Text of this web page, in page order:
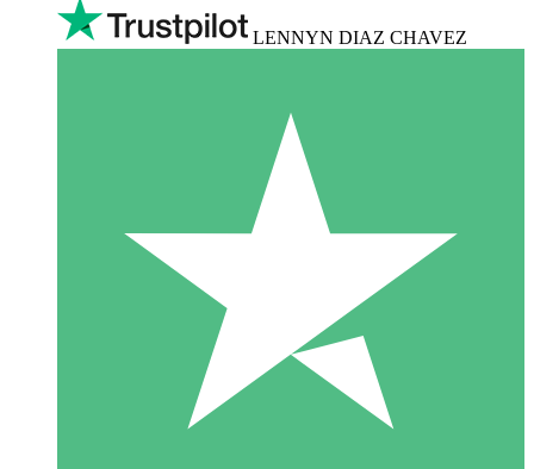
LENNYN DIAZ CHAVEZ